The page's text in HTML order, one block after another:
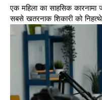
एक महिला का साहसिक